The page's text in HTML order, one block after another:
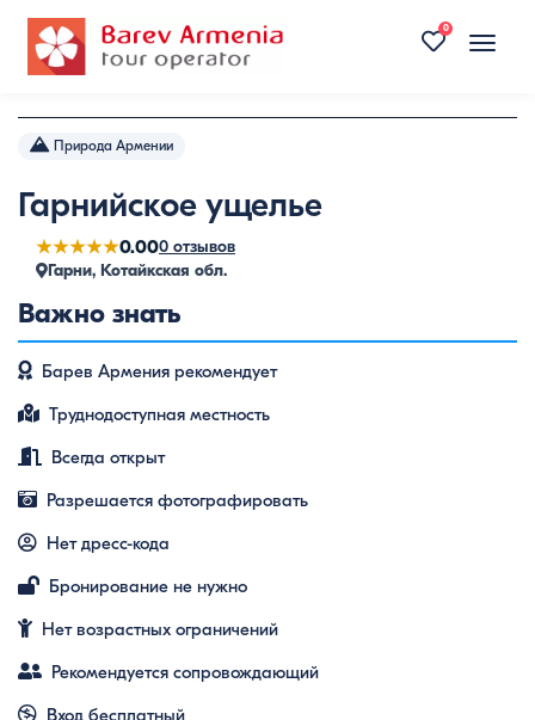
Toggle
0
Природа Армении
Гарнийское ущелье
★★★★★0.000 отзывов
Гарни, Котайкская обл.
Важно знать
Барев Армения рекомендует
Труднодоступная местность
Всегда открыт
Разрешается фотографировать
Нет дресс-кода
Бронирование не нужно
Нет возрастных ограничений
Рекомендуется сопровождающий
Вход бесплатный